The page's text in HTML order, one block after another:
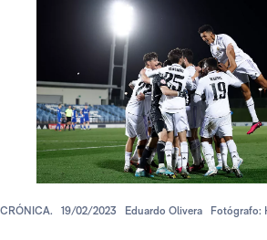
CRÓNICA. 19/02/2023 Eduardo Olivera Fotógrafo: